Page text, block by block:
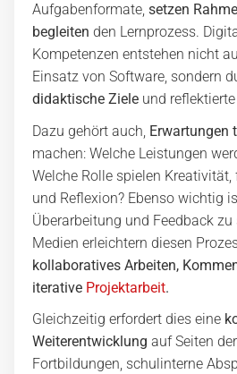
Aufgabenformate, setzen
begleiten den Lernprozess.
Kompetenzen entstehen nicht
Einsatz von Software, sondern
didaktische Ziele und
Dazu gehört auch, Erwartungen
machen: Welche Leistungen
Welche Rolle spielen
und Reflexion? Ebenso wichtig
Überarbeitung und Feedback
Medien erleichtern diesen
kollaboratives Arbeiten,
iterative Projektarbeit.
Gleichzeitig erfordert dies eine
Weiterentwicklung auf Seiten
Fortbildungen, schulinterne